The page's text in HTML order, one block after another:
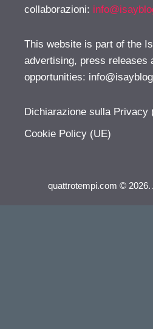
collaborazioni:
This website is part of the
advertising, press releases
opportunities:
Dichiarazione sulla Privacy
Cookie Policy (UE)
quattrotempi.com © 2026.